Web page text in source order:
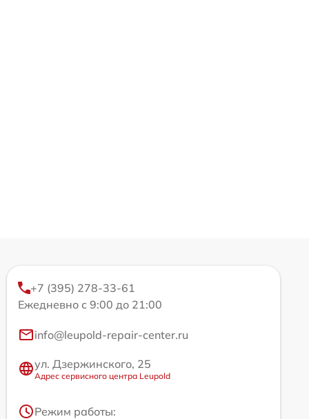
+7 (395) 278-33-61
Ежедневно с 9:00 до 21:00
info@leupold-repair-center.ru
ул. Дзержинского, 25
Адрес сервисного центра Leupold
Режим работы: